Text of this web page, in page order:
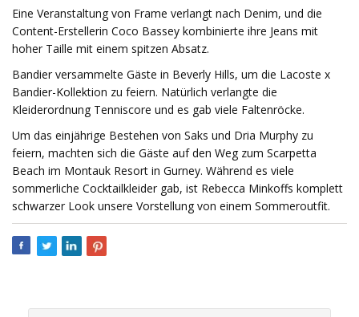
Eine Veranstaltung von Frame verlangt nach Denim, und die
Content-Erstellerin Coco Bassey kombinierte ihre Jeans mit
hoher Taille mit einem spitzen Absatz.
Bandier versammelte Gäste in Beverly Hills, um die Lacoste x
Bandier-Kollektion zu feiern. Natürlich verlangte die
Kleiderordnung Tenniscore und es gab viele Faltenröcke.
Um das einjährige Bestehen von Saks und Dria Murphy zu
feiern, machten sich die Gäste auf den Weg zum Scarpetta
Beach im Montauk Resort in Gurney. Während es viele
sommerliche Cocktailkleider gab, ist Rebecca Minkoffs komplett
schwarzer Look unsere Vorstellung von einem Sommeroutfit.